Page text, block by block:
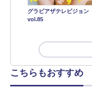
グラビアザテレビジョン
vol.85
こちらもおすすめ